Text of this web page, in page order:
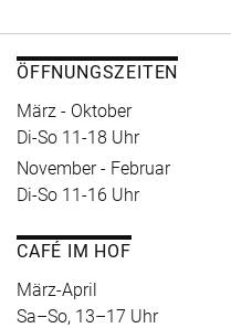
ÖFFNUNGSZEITEN
März - Oktober
Di-So 11-18 Uhr
November - Februar
Di-So 11-16 Uhr
CAFÉ IM HOF
März-April
Sa–So, 13–17 Uhr